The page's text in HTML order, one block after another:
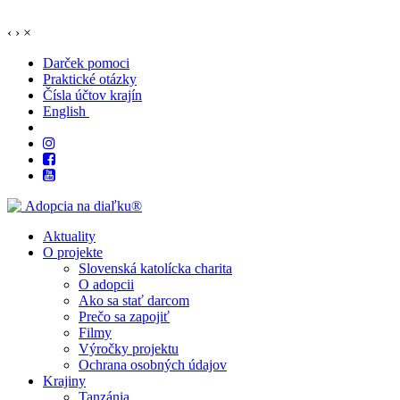
‹ › ×
Darček pomoci
Praktické otázky
Čísla účtov krajín
English
Aktuality
O projekte
Slovenská katolícka charita
O adopcii
Ako sa stať darcom
Prečo sa zapojiť
Filmy
Výročky projektu
Ochrana osobných údajov
Krajiny
Tanzánia